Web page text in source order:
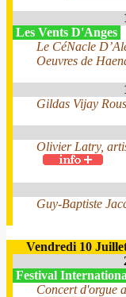
Les Vents D'Anges
Le CéNacle
Oeuvres de
Gildas Vijay
Olivier Latry,
Guy-Baptiste
Vendredi 10
Festival
Concert d'orgue